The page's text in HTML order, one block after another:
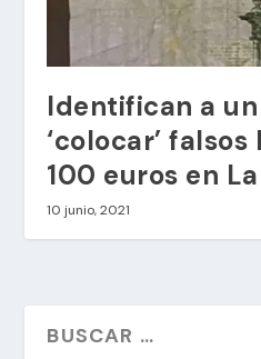
Identifican a
‘colocar’
100 euros en
10 junio, 2021